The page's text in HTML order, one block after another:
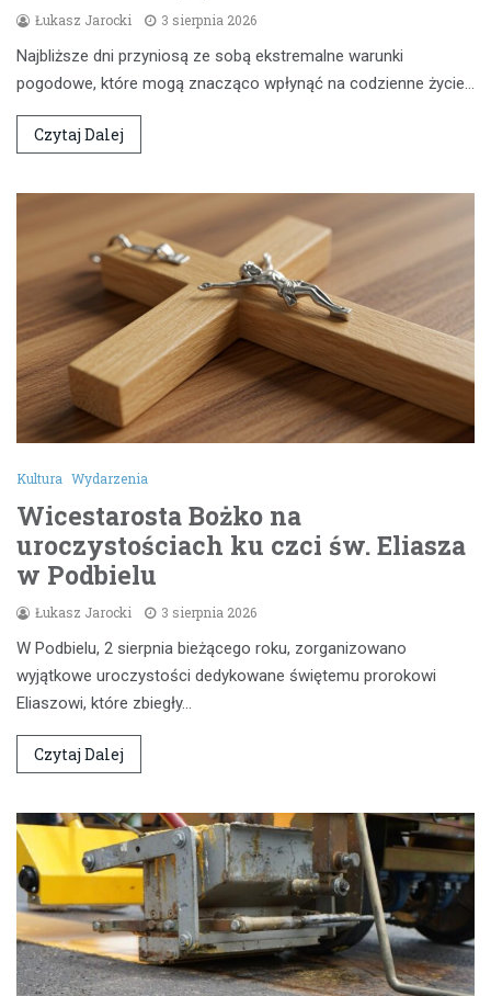
Łukasz Jarocki 3 sierpnia 2026
Najbliższe dni przyniosą ze sobą ekstremalne warunki
pogodowe, które mogą znacząco wpłynąć na codzienne życie…
Czytaj Dalej
Kultura Wydarzenia
Wicestarosta Bożko na
uroczystościach ku czci św. Eliasza
w Podbielu
Łukasz Jarocki 3 sierpnia 2026
W Podbielu, 2 sierpnia bieżącego roku, zorganizowano
wyjątkowe uroczystości dedykowane świętemu prorokowi
Eliaszowi, które zbiegły…
Czytaj Dalej